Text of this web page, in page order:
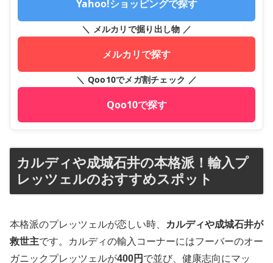
Yahoo!ショッピングで探す
＼ メルカリで掘り出し物 ／
メルカリで探す
＼ Qoo10でメガ割チェック ／
Qoo10で探す
カルディや成城石井の本格派！輸入プ
レッツェルのおすすめスポット
本格派のプレッツェルが恋しい時、
カルディや成城石井が
救世主です。カルディの輸入コーナーにはフーバーのオー
ガニックプレッツェルが400円 で並び、健康志向にマッ